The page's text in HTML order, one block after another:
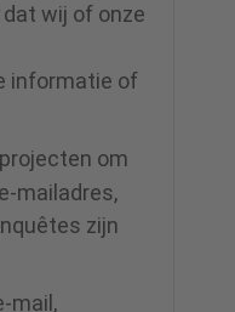
wij of onze
informatie of
om
mailadres,
zijn
mail,